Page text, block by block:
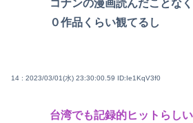
コナンの漫画読んだことな
０作品くらい観てるし
14 : 2023/03/01(水) 23:30:00.59 ID:Ie1KqV3f0
台湾でも記録的ヒットらし